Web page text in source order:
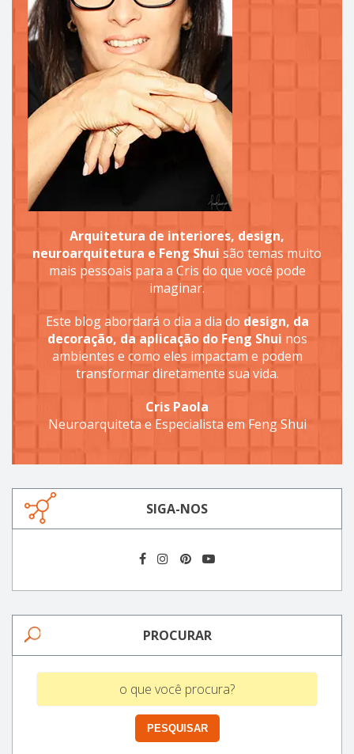
Arquitetura de interiores, design,
neuroarquitetura e Feng Shui são temas muito
mais pessoais para a Cris do que você pode
imaginar.
Este blog abordará o dia a dia do design, da
decoração, da aplicação do Feng Shui nos
ambientes e como eles impactam e podem
transformar diretamente sua vida.
Cris Paola
Neuroarquiteta e Especialista em Feng Shui
SIGA-NOS
PROCURAR